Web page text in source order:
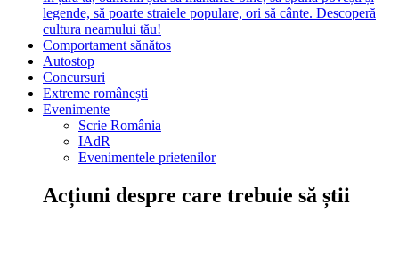
legende, să poarte straiele populare, ori să cânte. Descoperă
cultura neamului tău!
Comportament sănătos
Autostop
Concursuri
Extreme românești
Evenimente
Scrie România
IAdR
Evenimentele prietenilor
Acțiuni despre care trebuie să știi